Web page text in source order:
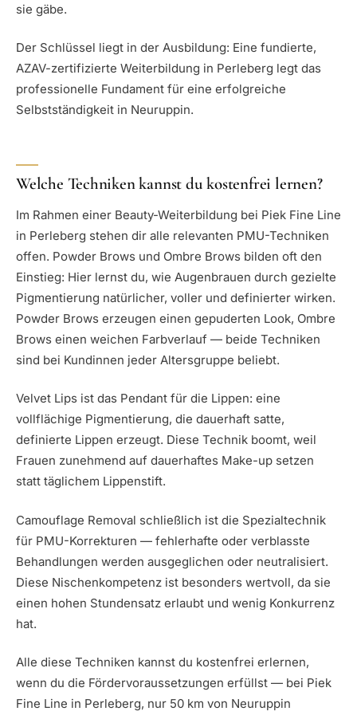
sie gäbe.
Der Schlüssel liegt in der Ausbildung: Eine fundierte,
AZAV-zertifizierte Weiterbildung in Perleberg legt das
professionelle Fundament für eine erfolgreiche
Selbstständigkeit in Neuruppin.
Welche Techniken kannst du kostenfrei lernen?
Im Rahmen einer Beauty-Weiterbildung bei Piek Fine Line
in Perleberg stehen dir alle relevanten PMU-Techniken
offen. Powder Brows und Ombre Brows bilden oft den
Einstieg: Hier lernst du, wie Augenbrauen durch gezielte
Pigmentierung natürlicher, voller und definierter wirken.
Powder Brows erzeugen einen gepuderten Look, Ombre
Brows einen weichen Farbverlauf — beide Techniken
sind bei Kundinnen jeder Altersgruppe beliebt.
Velvet Lips ist das Pendant für die Lippen: eine
vollflächige Pigmentierung, die dauerhaft satte,
definierte Lippen erzeugt. Diese Technik boomt, weil
Frauen zunehmend auf dauerhaftes Make-up setzen
statt täglichem Lippenstift.
Camouflage Removal schließlich ist die Spezialtechnik
für PMU-Korrekturen — fehlerhafte oder verblasste
Behandlungen werden ausgeglichen oder neutralisiert.
Diese Nischenkompetenz ist besonders wertvoll, da sie
einen hohen Stundensatz erlaubt und wenig Konkurrenz
hat.
Alle diese Techniken kannst du kostenfrei erlernen,
wenn du die Fördervoraussetzungen erfüllst — bei Piek
Fine Line in Perleberg, nur 50 km von Neuruppin